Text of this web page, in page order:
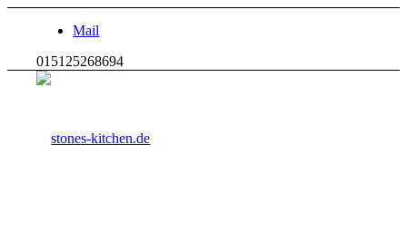
Mail
015125268694